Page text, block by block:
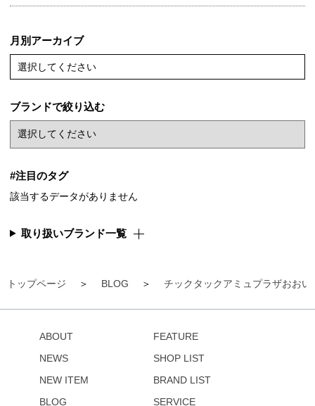
トップページ BLOG チックタックアミュプラザおおい
月別アーカイブ
選択してください
ブランドで絞り込む
#注目のタグ
該当するデータがありません
取り扱いブランド一覧
ABOUT
NEWS
NEW ITEM
BLOG
FEATURE
SHOP LIST
BRAND LIST
SERVICE